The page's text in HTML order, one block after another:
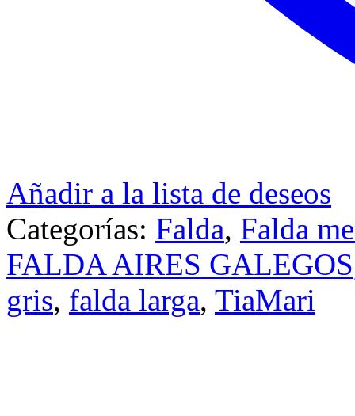
Añadir a la lista de deseos
Categorías: Falda, Falda
FALDA AIRES GALEGOS
gris, falda larga, TiaMari